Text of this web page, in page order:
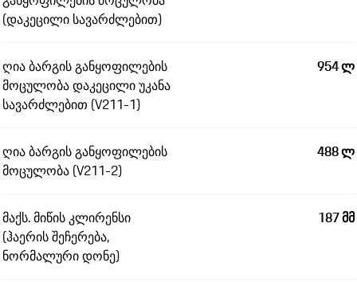
(დაკეცილი სავარძლებით)
ღია ბარგის განყოფილების
მოცულობა დაკეცილი უკანა
სავარძლებით (V211-1)
954 ლ
ღია ბარგის განყოფილების
მოცულობა (V211-2)
488 ლ
მაქს. მიწის კლირენსი
(ჰაერის შეჩერება,
ნორმალური დონე)
187 მმ